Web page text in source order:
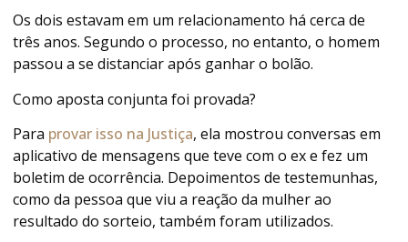
Os dois estavam em um relacionamento há cerca de
três anos. Segundo o processo, no entanto, o homem
passou a se distanciar após ganhar o bolão.
Como aposta conjunta foi provada?
Para provar isso na Justiça, ela mostrou conversas em
aplicativo de mensagens que teve com o ex e fez um
boletim de ocorrência. Depoimentos de testemunhas,
como da pessoa que viu a reação da mulher ao
resultado do sorteio, também foram utilizados.